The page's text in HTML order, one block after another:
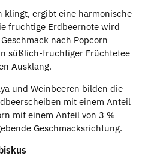
klingt, ergibt eine harmonische
fruchtige Erdbeernote wird
nach Popcorn
süßlich-fruchtiger Früchtetee
Ausklang.
und Weinbeeren bilden die
mit einem Anteil
mit einem Anteil von 3 %
Geschmacksrichtung.